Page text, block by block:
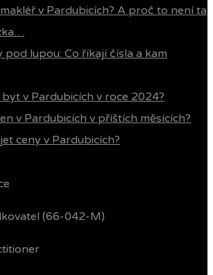
v Pardubicích? A proč to není ta
pod lupou: Co říkají čísla a kam
v Pardubicích v roce 2024?
v Pardubicích v příštích měsících?
ceny v Pardubicích?
(66-042-M)